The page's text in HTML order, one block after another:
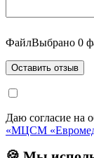
ФайлВыбрано 0
Даю согласие на
«МЦСМ